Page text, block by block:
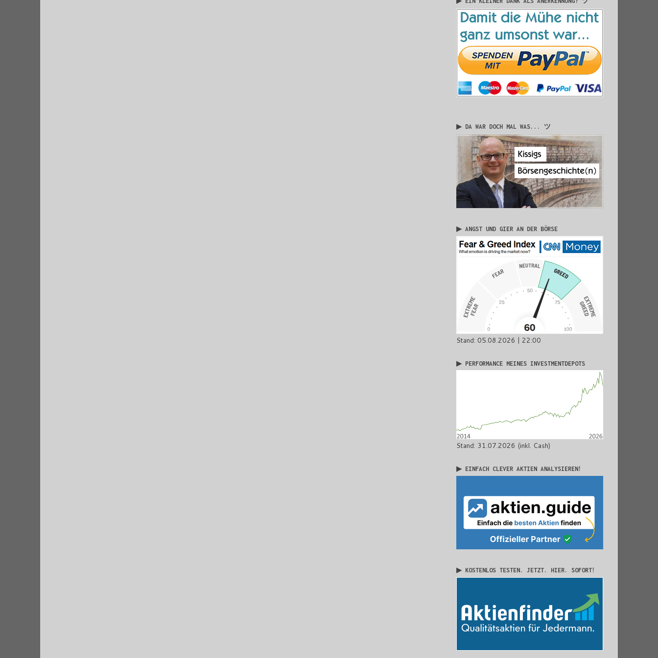
▶ DA WAR DOCH MAL WAS... ツ
▶ ANGST UND GIER AN DER BÖRSE
Stand: 05.08.2026 | 22:00
▶ PERFORMANCE MEINES INVESTMENTDEPOTS
Stand: 31.07.2026 (inkl. Cash)
▶ EINFACH CLEVER AKTIEN ANALYSIEREN!
▶ KOSTENLOS TESTEN. JETZT. HIER. SOFORT!